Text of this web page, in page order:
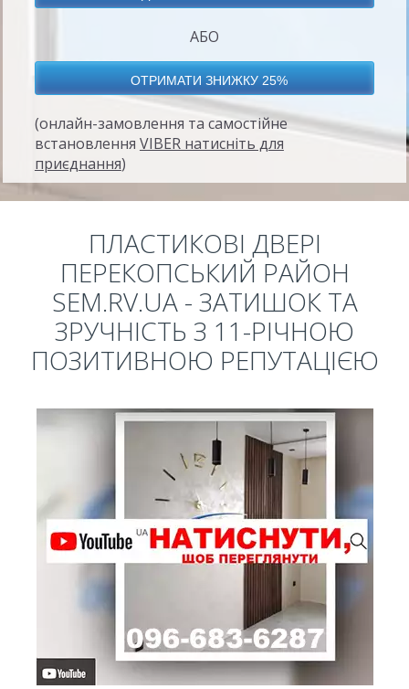
АБО
(онлайн-замовлення та самостійне
встановлення VIBER натисніть для
приєднання)
ПЛАСТИКОВІ ДВЕРІ
ПЕРЕКОПСЬКИЙ РАЙОН
SEM.RV.UA - ЗАТИШОК ТА
ЗРУЧНІСТЬ З 11-РІЧНОЮ
ПОЗИТИВНОЮ РЕПУТАЦІЄЮ